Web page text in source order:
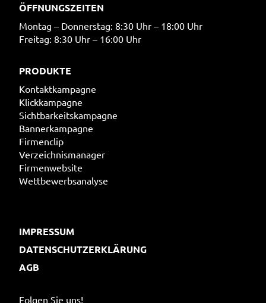
ÖFFNUNGSZEITEN
Montag – Donnerstag: 8:30 Uhr – 18:00 Uhr
Freitag: 8:30 Uhr – 16:00 Uhr
PRODUKTE
Kontaktkampagne
Klickkampagne
Sichtbarkeitskampagne
Bannerkampagne
Firmenclip
Verzeichnismanager
Firmenwebsite
Wettbewerbsanalyse
IMPRESSUM
DATENSCHUTZERKLÄRUNG
AGB
Folgen Sie uns!